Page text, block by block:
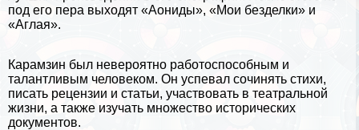
под его пера выходят «Аониды», «Мои безделки» и
«Аглая».
Карамзин был невероятно работоспособным и
талантливым человеком. Он успевал сочинять стихи,
писать рецензии и статьи, участвовать в театральной
жизни, а также изучать множество исторических
документов.